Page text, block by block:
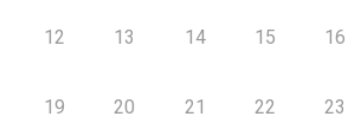
12 13 14 15 16
19 20 21 22 23